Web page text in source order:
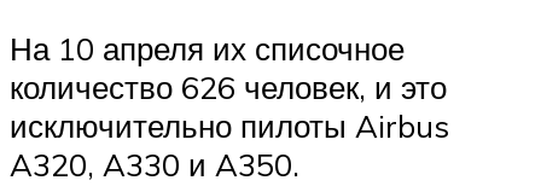
На 10 апреля их списочное
количество 626 человек, и это
исключительно пилоты Airbus
A320, A330 и A350.